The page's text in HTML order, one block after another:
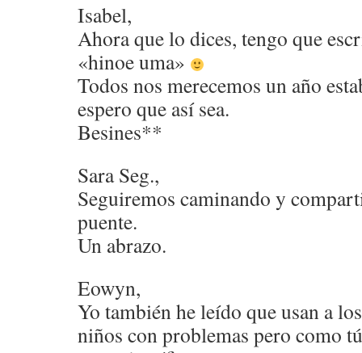
Isabel,
Ahora que lo dices, tengo que
«hinoe uma»
Todos nos merecemos un año
espero que así sea.
Besines**
Sara Seg.,
Seguiremos caminando y
puente.
Un abrazo.
Eowyn,
Yo también he leído que usan a
niños con problemas pero como